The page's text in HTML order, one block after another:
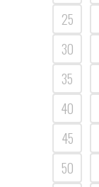
25
30
35
40
45
50